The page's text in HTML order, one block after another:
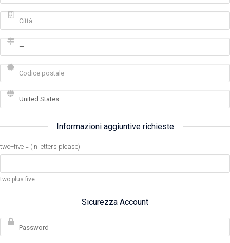
Informazioni aggiuntive richieste
two+five = (in letters please)
two plus five
Sicurezza Account